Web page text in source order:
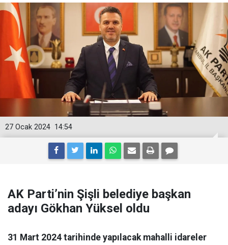
14:54
27 Ocak 2024
AK Parti’nin Şişli belediye başkan
adayı Gökhan Yüksel oldu
31 Mart 2024 tarihinde yapılacak mahalli idareler